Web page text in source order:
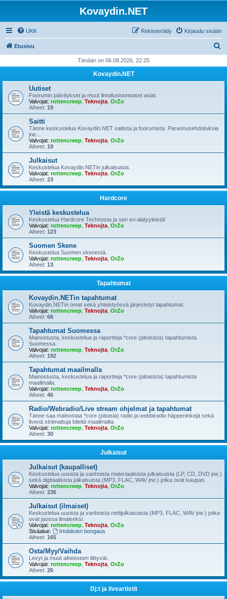
Kovaydin.NET
UKK Kirjaudu sisään
Rekisteröidy
Etusivu
i
Tänään on 06.08.2026, 22:25
Kovaydin.NET
Uutiset
Foorumin päivitykset ja muut ilmoitusluontoiset asiat.
Valvojat: rottencreep Teknojta OrZo
Aiheet: 19
Saitti
Tänne keskustelua Kovaydin.NET saitista ja foorumista. Parannusehdotuksia
jne...
Valvojat: rottencreep Teknojta OrZo
Aiheet: 19
Julkaisut
Keskustelua Kovaydin.NETin julkaisuista.
Valvojat: rottencreep Teknojta OrZo
Aiheet: 23
Hardcore
Yleistä keskustelua
Keskustelua Hardcore Technosta ja sen eri alatyyleistä!
Valvojat: rottencreep Teknojta OrZo
Aiheet: 123
Suomen Skene
Keskustelua Suomen skenestä.
Valvojat: rottencreep Teknojta OrZo
Aiheet: 13
Tapahtumat
Kovaydin.NETin tapahtumat
Kovaydin.NETin omat sekä yhteistyössä järjestetyt tapahtumat.
Valvojat: rottencreep Teknojta OrZo
Aiheet: 66
Tapahtumat Suomessa
Mainostusta, keskustelua ja raportteja *core (pitoisista) tapahtumista
Suomessa.
Valvojat: rottencreep Teknojta OrZo
Aiheet: 192
Tapahtumat maailmalla
Mainostusta, keskustelua ja raportteja *core (pitoisista) tapahtumista
maailmalla.
Valvojat: rottencreep Teknojta OrZo
Aiheet: 46
Radio/Webradio/Live stream ohjelmat ja tapahtumat
Tänne saa mainostaa *core (pitoisia) radio ja webbiradio häppeninkejä sekä
livenä striimattuja bileitä maailmalta.
Valvojat: rottencreep Teknojta OrZo
Aiheet: 30
Julkaisut
Julkaisut (kaupalliset)
Keskustelua uusista ja vanhoista materiaalisista julkaisuista (LP, CD, DVD jne.)
sekä digitaalisista julkaisuista (MP3, FLAC, WAV jne.) jotka ovat kaupan.
Valvojat: rottencreep Teknojta OrZo
Aiheet: 236
Julkaisut (ilmaiset)
Keskustelua uusista ja vanhoista nettijulkaisuista (MP3, FLAC, WAV jne.) jotka
ovat jaossa ilmaiseksi.
Valvojat: rottencreep Teknojta OrZo
Sisäalue:
Irtobiisien bongaus
Aiheet: 165
Osta/Myy/Vaihda
Levyt ja muut aiheeseen liittyvät.
Valvojat: rottencreep Teknojta OrZo
Aiheet: 26
Dj:t ja liveartistit